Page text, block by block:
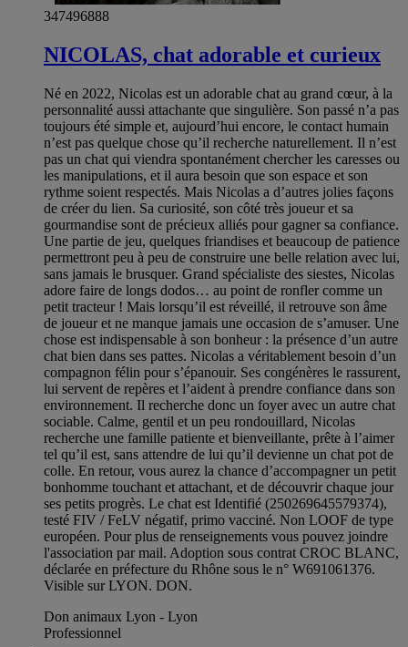
347496888
NICOLAS, chat adorable et curieux
Né en 2022, Nicolas est un adorable chat au grand cœur, à la
personnalité aussi attachante que singulière. Son passé n’a pas
toujours été simple et, aujourd’hui encore, le contact humain
n’est pas quelque chose qu’il recherche naturellement. Il n’est
pas un chat qui viendra spontanément chercher les caresses ou
les manipulations, et il aura besoin que son espace et son
rythme soient respectés. Mais Nicolas a d’autres jolies façons
de créer du lien. Sa curiosité, son côté très joueur et sa
gourmandise sont de précieux alliés pour gagner sa confiance.
Une partie de jeu, quelques friandises et beaucoup de patience
permettront peu à peu de construire une belle relation avec lui,
sans jamais le brusquer. Grand spécialiste des siestes, Nicolas
adore faire de longs dodos… au point de ronfler comme un
petit tracteur ! Mais lorsqu’il est réveillé, il retrouve son âme
de joueur et ne manque jamais une occasion de s’amuser. Une
chose est indispensable à son bonheur : la présence d’un autre
chat bien dans ses pattes. Nicolas a véritablement besoin d’un
compagnon félin pour s’épanouir. Ses congénères le rassurent,
lui servent de repères et l’aident à prendre confiance dans son
environnement. Il recherche donc un foyer avec un autre chat
sociable. Calme, gentil et un peu rondouillard, Nicolas
recherche une famille patiente et bienveillante, prête à l’aimer
tel qu’il est, sans attendre de lui qu’il devienne un chat pot de
colle. En retour, vous aurez la chance d’accompagner un petit
bonhomme touchant et attachant, et de découvrir chaque jour
ses petits progrès. Le chat est Identifié (250269645579374),
testé FIV / FeLV négatif, primo vacciné. Non LOOF de type
européen. Pour plus de renseignements vous pouvez joindre
l'association par mail. Adoption sous contrat CROC BLANC,
déclarée en préfecture du Rhône sous le n° W691061376.
Visible sur LYON. DON.
Don animaux Lyon - Lyon
Professionnel